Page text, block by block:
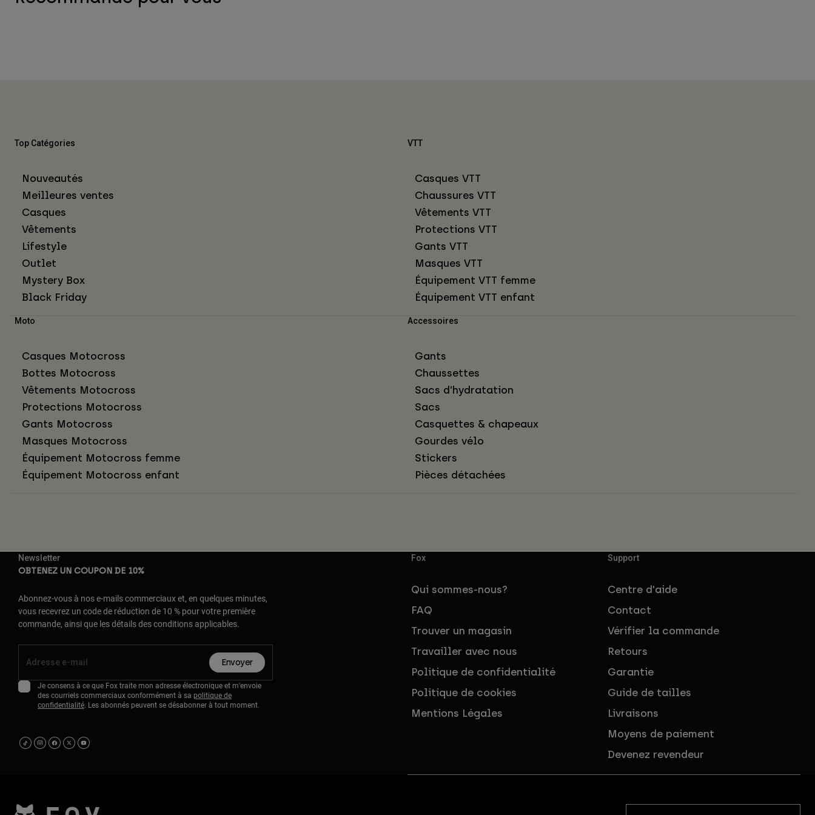
Top Catégories
Nouveautés
Meilleures ventes
Casques
Vêtements
Lifestyle
Outlet
Mystery Box
Black Friday
VTT
Casques VTT
Chaussures VTT
Vêtements VTT
Protections VTT
Gants VTT
Masques VTT
Équipement VTT femme
Équipement VTT enfant
Moto
Casques Motocross
Bottes Motocross
Vêtements Motocross
Protections Motocross
Gants Motocross
Masques Motocross
Équipement Motocross femme
Équipement Motocross enfant
Accessoires
Gants
Chaussettes
Sacs d’hydratation
Sacs
Casquettes & chapeaux
Gourdes vélo
Stickers
Pièces détachées
Newsletter
OBTENEZ UN COUPON DE 10%
Abonnez-vous à nos e-mails commerciaux et, en quelques minutes,
vous recevrez un code de réduction de 10 % pour votre première
commande, ainsi que les détails des conditions applicables.
Envoyer
Je consens à ce que Fox traite mon adresse électronique et m'envoie
des courriels commerciaux conformément à sa politique de
confidentialité. Les abonnés peuvent se désabonner à tout moment.
Fox
Qui sommes-nous?
FAQ
Trouver un magasin
Travailler avec nous
Politique de confidentialité
Politique de cookies
Mentions Légales
Support
Centre d'aide
Contact
Vérifier la commande
Retours
Garantie
Guide de tailles
Livraisons
Moyens de paiement
Devenez revendeur